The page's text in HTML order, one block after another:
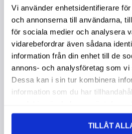
Vi använder enhetsidentifierare
och annonserna till användarna,
för sociala medier och analysera
vidarebefordrar även sådana
information från din enhet till de
annons- och analysföretag som vi
Dessa kan i sin tur kombinera
information som du har
TILLÅT
Slavcylinder Broms
Vänster Ze 83227911
Garanti 2 år. Köpa större
mängd? Förpackad om 1
st.